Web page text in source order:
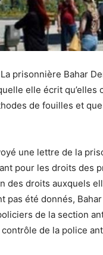
La prisonnière Bahar
elle écrit
de fouilles et
une lettre de la
pour les droits des
des droits auxquels
pas été donnés,
de la section
de la police